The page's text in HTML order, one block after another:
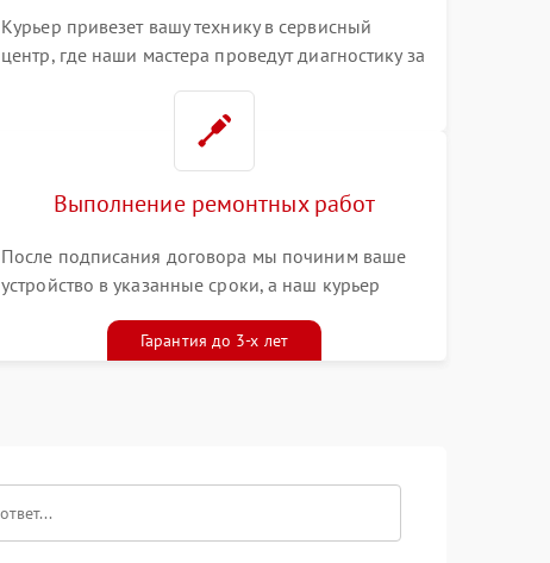
Курьер привезет вашу технику в сервисный
центр, где наши мастера проведут диагностику за
Выполнение ремонтных работ
После подписания договора мы починим ваше
устройство в указанные сроки, а наш курьер
талоном бесплатноГарантия до 3-х лет